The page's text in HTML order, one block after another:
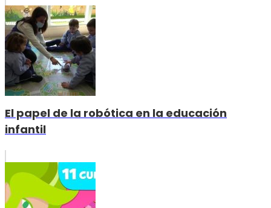
El papel de la robótica en la educación
infantil